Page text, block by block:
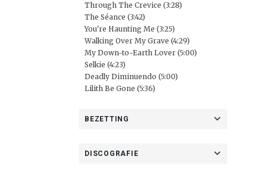
Through The Crevice (3:28)
The Séance (3:42)
You're Haunting Me (3:25)
Walking Over My Grave (4:29)
My Down-to-Earth Lover (5:00)
Selkie (4:23)
Deadly Diminuendo (5:00)
Lilith Be Gone (5:36)
BEZETTING
DISCOGRAFIE